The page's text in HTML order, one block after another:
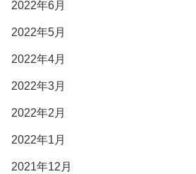
2022年6月
2022年5月
2022年4月
2022年3月
2022年2月
2022年1月
2021年12月